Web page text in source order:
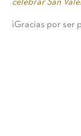
celebrar San
¡Gracias por ser